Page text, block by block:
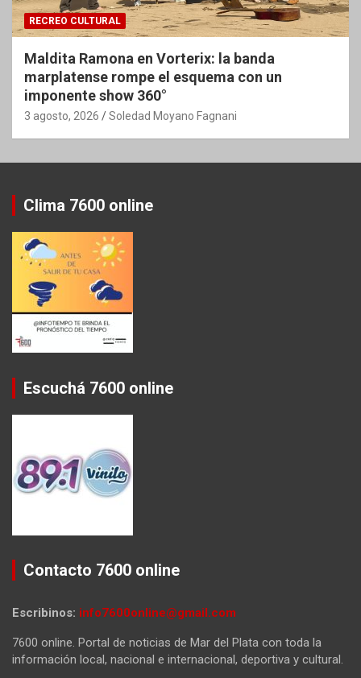
RECREO CULTURAL
Maldita Ramona en Vorterix: la banda
marplatense rompe el esquema con un
imponente show 360°
3 agosto, 2026 Soledad Moyano Fagnani
Clima 7600 online
Escuchá 7600 online
Contacto 7600 online
Escribinos: info7600online@gmail.com
7600 online. Portal de noticias de Mar del Plata con toda la
información local, nacional e internacional, deportiva y cultural.